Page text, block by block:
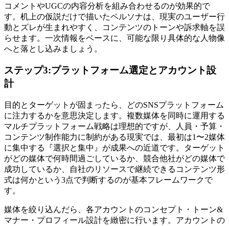
コメントやUGCの内容分析を組み合わせるのが効果的で
す。机上の仮説だけで描いたペルソナは、現実のユーザー行
動とズレが生まれやすく、コンテンツのトーンや訴求軸を誤
らせます。一次情報をベースに、可能な限り具体的な人物像
へと落とし込みましょう。
ステップ3:プラットフォーム選定とアカウント設
計
目的とターゲットが固まったら、どのSNSプラットフォーム
に注力するかを意思決定します。複数媒体を同時に運用する
マルチプラットフォーム戦略は理想的ですが、人員・予算・
コンテンツ制作能力に制約がある現実では、最初は1〜2媒体
に集中する『選択と集中』が成果への近道です。ターゲット
がどの媒体で何時間過ごしているか、競合他社がどの媒体で
成功しているか、自社のリソースで継続できるコンテンツ形
式は何かという3点で判断するのが基本フレームワークで
す。
媒体を絞り込んだら、各アカウントのコンセプト・トーン&
マナー・プロフィール設計を緻密に行います。アカウントの